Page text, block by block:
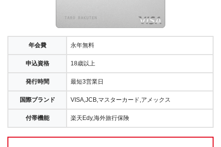
年会費 永年無料
申込資格 18歳以上
発行時間 最短3営業日
国際ブランド VISA,JCB,マスターカード,アメックス
付帯機能 楽天Edy,海外旅行保険